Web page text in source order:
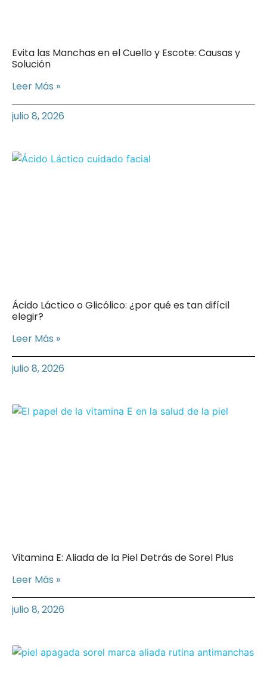
Evita las Manchas en el Cuello y Escote: Causas y
Solución
Leer Más »
julio 8, 2026
Ácido Láctico o Glicólico: ¿por qué es tan difícil
elegir?
Leer Más »
julio 8, 2026
Vitamina E: Aliada de la Piel Detrás de Sorel Plus
Leer Más »
julio 8, 2026